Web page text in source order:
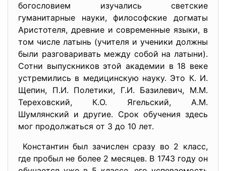
богословием изучались светские
гуманитарные науки, философские догматы
Аристотеля, древние и современные языки, в
том числе латынь (учителя и ученики должны
были разговаривать между собой на латыни).
Сотни выпускников этой академии в 18 веке
устремились в медицинскую науку. Это К. И.
Щепин, П.И. Полетики, Г.И. Базилевич, М.М.
Тереховский, К.О. Ягельский, А.М.
Шумлянский и другие. Срок обучения здесь
мог продолжаться от 3 до 10 лет.
Константин был зачислен сразу во 2 класс,
где пробыл не более 2 месяцев. В 1743 году он